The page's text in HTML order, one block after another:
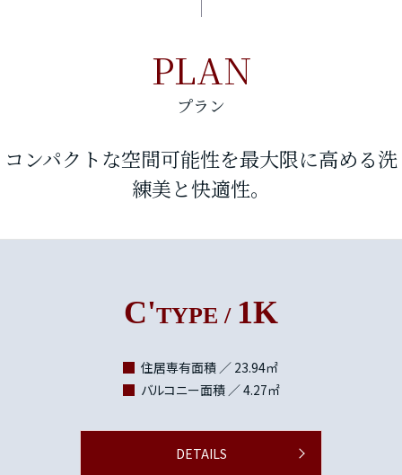
PLAN
プラン
コンパクトな空間可能性を最大限に高める洗
練美と快適性。
C'TYPE / 1K
住居専有面積 ／ 23.94㎡
バルコニー面積 ／ 4.27㎡
DETAILS